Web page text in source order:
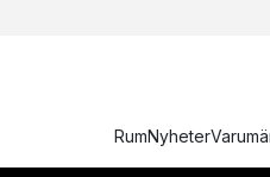
RumNyheter